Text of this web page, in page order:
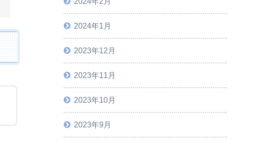
2024年1月
2023年12月
2023年11月
2023年10月
2023年9月